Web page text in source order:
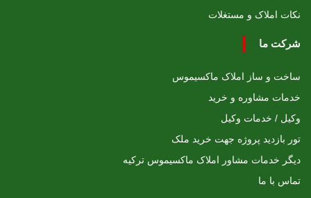
نکات املاک و مستغلات
شرکت ما
ساخت و ساز املاک ماکسیموس
خدمات مشاوره و خرید
وکیل / خدمات وکیل
تور بازدید پروژه جهت خرید ملک
دیگر خدمات مشاور املاک ماکسیموس ترکیه
تماس با ما